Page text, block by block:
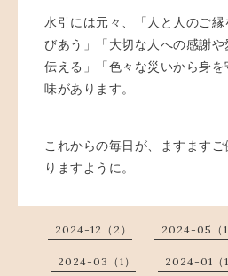
水引には元々、「人と人のご
びあう」「大切な人への感謝
伝える」「色々な災いから身
味があります。
これからの毎日が、ますます
りますように。
2024-12（2） 2024-05（1
2024-03（1） 2024-01（1